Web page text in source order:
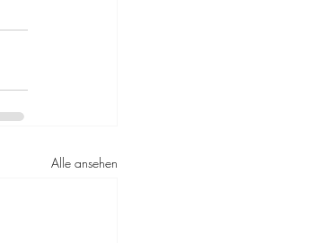
Alle ansehen